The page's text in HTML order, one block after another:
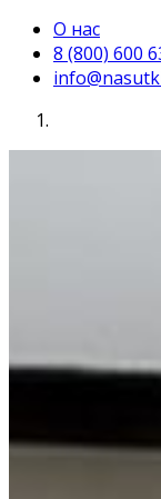
О нас
8 (800) 600